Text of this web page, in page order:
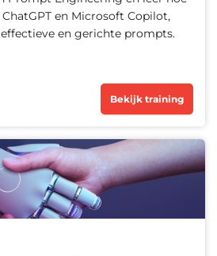
en Microsoft Copilot,
en gerichte prompts.
Bekijk training